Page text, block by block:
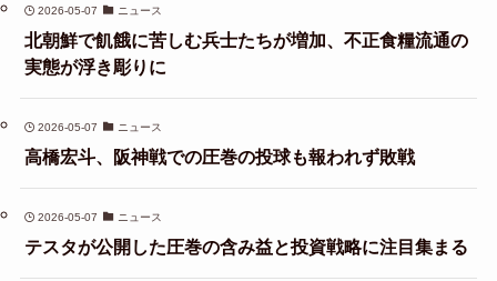
2026-05-07 ニュース
北朝鮮で飢餓に苦しむ兵士たちが増加、不正食糧流通の
実態が浮き彫りに
2026-05-07 ニュース
高橋宏斗、阪神戦での圧巻の投球も報われず敗戦
2026-05-07 ニュース
テスタが公開した圧巻の含み益と投資戦略に注目集まる